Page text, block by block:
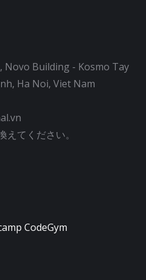
Novo Building - Kosmo Tay
Ha Noi, Viet Nam
てください。
CodeGym